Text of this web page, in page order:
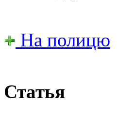
На полицю
Статья